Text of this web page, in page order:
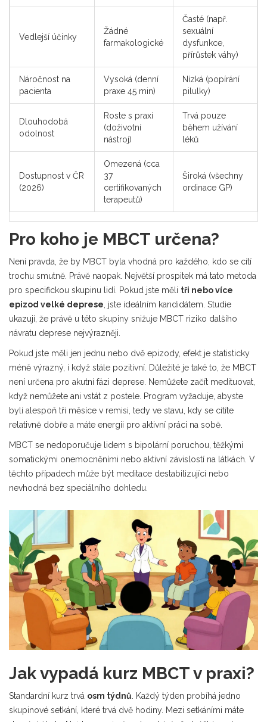
Vedlejší účinky
Žádné
farmakologické
Časté (např.
sexuální
dysfunkce,
přírůstek váhy)
Náročnost na
pacienta
Vysoká (denní
praxe 45 min)
Nízká (popírání
pilulky)
Dlouhodobá
odolnost
Roste s praxí
(doživotní
nástroj)
Trvá pouze
během užívání
léků
Dostupnost v ČR
(2026)
Omezená (cca
37
certifikovaných
terapeutů)
Široká (všechny
ordinace GP)
Pro koho je MBCT určena?
Není pravda, že by MBCT byla vhodná pro každého, kdo se cítí
trochu smutně. Právě naopak. Největší prospitek má tato metoda
pro specifickou skupinu lidí. Pokud jste měli tři nebo více
epizod velké deprese , jste ideálním kandidátem. Studie
ukazují, že právě u této skupiny snižuje MBCT riziko dalšího
návratu deprese nejvýrazněji.
Pokud jste měli jen jednu nebo dvě epizody, efekt je statisticky
méně výrazný, i když stále pozitivní. Důležité je také to, že MBCT
není určena pro akutní fázi deprese. Nemůžete začít medituovat,
když nemůžete ani vstát z postele. Program vyžaduje, abyste
byli alespoň tři měsíce v remisi, tedy ve stavu, kdy se cítíte
relativně dobře a máte energii pro aktivní práci na sobě.
MBCT se nedoporučuje lidem s bipolární poruchou, těžkými
somatickými onemocněními nebo aktivní závislostí na látkách. V
těchto případech může být meditace destabilizující nebo
nevhodná bez speciálního dohledu.
Jak vypadá kurz MBCT v praxi?
Standardní kurz trvá osm týdnů . Každý týden probíhá jedno
skupinové setkání, které trvá dvě hodiny. Mezi setkáními máte